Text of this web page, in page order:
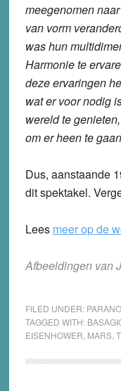
meegenomen
van vorm
was hun
Harmonie te
deze ervaringen
wat er voor nodig
wereld te
om er heen te
Dus, aanstaande
dit spektakel.
Lees meer op de
Afbeeldingen van
FILED UNDER:
TAGGED WITH:
EISENHOWER MARS,